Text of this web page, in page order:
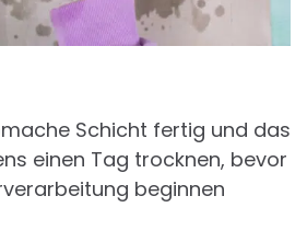
Schicht fertig und das
einen Tag trocknen, bevor
beginnen